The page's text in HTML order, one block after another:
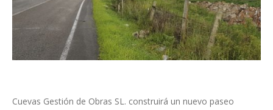
Cuevas Gestión de Obras SL. construirá un nuevo paseo